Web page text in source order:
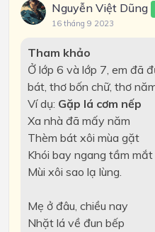
Nguyễn Việt Dũng
16 tháng 9 2023
Tham khảo
Ở lớp 6 và lớp 7, em đã
bát, thơ bốn chữ, thơ
Ví dụ: Gặp lá cơm nếp
Xa nhà đã mấy năm
Thèm bát xôi mùa gặt
Khói bay ngang tầm mắt
Mùi xôi sao lạ lùng.
Mẹ ở đâu, chiều nay
Nhặt lá về đun bếp